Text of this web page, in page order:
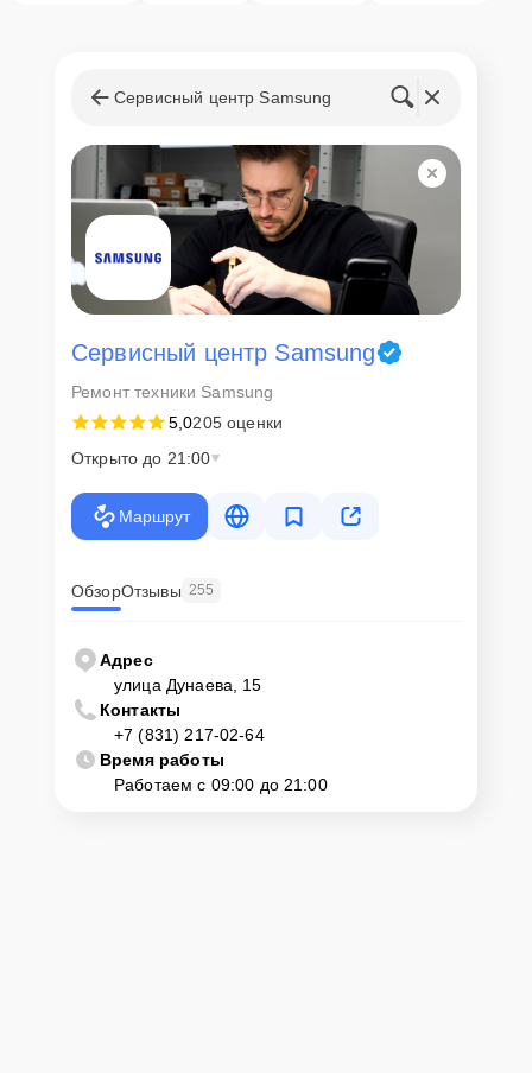
Сервисный центр Samsung
Сервисный центр Samsung
Ремонт техники Samsung
5,0205 оценки
Открыто до 21:00
Маршрут
ОбзорОтзывы 255
Адрес
улица Дунаева, 15
Контакты
+7 (831) 217-02-64
Время работы
Работаем с 09:00 до 21:00